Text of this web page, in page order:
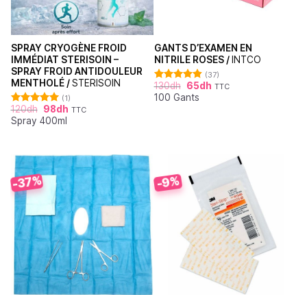
SPRAY CRYOGÈNE FROID
IMMÉDIAT STERISOIN –
SPRAY FROID ANTIDOULEUR
MENTHOLÉ /STERISOIN
Note5.00
sur 5
(1)
120dh 98dh TTC
Spray 400ml
GANTS D’EXAMEN EN
NITRILE ROSES / INTCO
Note4.86
sur 5
(37)
130dh 65dh TTC
100 Gants
-37% -9%